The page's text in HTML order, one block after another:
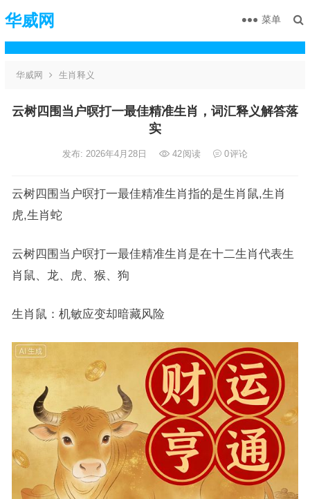
华威网 菜单
华威网 生肖释义
云树四围当户暝打一最佳精准生肖，词汇释义解答落
实
发布: 2026年4月28日 42阅读 0评论
云树四围当户暝打一最佳精准生肖指的是生肖鼠,生肖
虎,生肖蛇
云树四围当户暝打一最佳精准生肖是在十二生肖代表生
肖鼠、龙、虎、猴、狗
生肖鼠：机敏应变却暗藏风险